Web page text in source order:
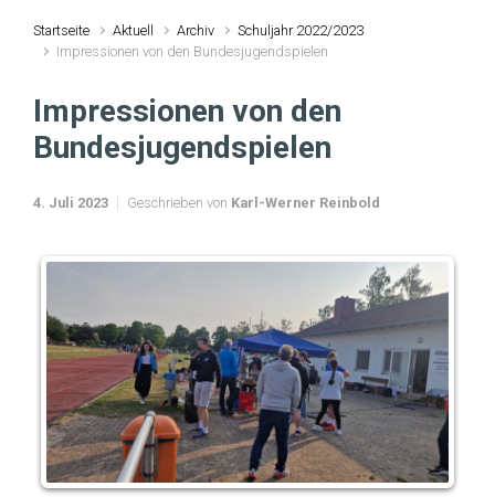
Startseite Aktuell Archiv
Schuljahr 2022/2023
Impressionen von den Bundesjugendspielen
Impressionen von den
Bundesjugendspielen
4. Juli 2023 Geschrieben von Karl-Werner Reinbold